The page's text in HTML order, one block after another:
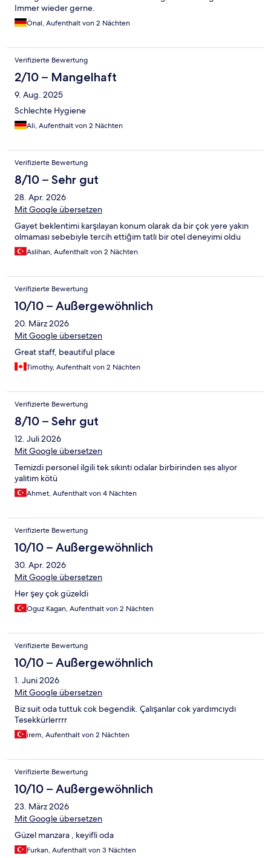
Immer wieder gerne.
Önal, Aufenthalt von 2 Nächten
Verifizierte Bewertung
2/10 – Mangelhaft
9. Aug. 2025
Schlechte Hygiene
Ali, Aufenthalt von 2 Nächten
Verifizierte Bewertung
8/10 – Sehr gut
28. Apr. 2026
Mit Google übersetzen
Gayet beklentimi karşılayan konum olarak da bir çok yere yakın
olmaması sebebiyle tercih ettiğim tatlı bir otel deneyimi oldu
Aslihan, Aufenthalt von 2 Nächten
Verifizierte Bewertung
10/10 – Außergewöhnlich
20. März 2026
Mit Google übersetzen
Great staff, beautiful place
Timothy, Aufenthalt von 2 Nächten
Verifizierte Bewertung
8/10 – Sehr gut
12. Juli 2026
Mit Google übersetzen
Temizdi personel ilgili tek sıkıntı odalar birbirinden ses alıyor
yalıtım kötü
Ahmet, Aufenthalt von 4 Nächten
Verifizierte Bewertung
10/10 – Außergewöhnlich
30. Apr. 2026
Mit Google übersetzen
Her şey çok güzeldi
Oguz Kagan, Aufenthalt von 2 Nächten
Verifizierte Bewertung
10/10 – Außergewöhnlich
1. Juni 2026
Mit Google übersetzen
Biz suit oda tuttuk cok begendik. Çalışanlar cok yardımcıydı
Tesekkürlerrrr
irem, Aufenthalt von 2 Nächten
Verifizierte Bewertung
10/10 – Außergewöhnlich
23. März 2026
Mit Google übersetzen
Güzel manzara , keyifli oda
Furkan, Aufenthalt von 3 Nächten